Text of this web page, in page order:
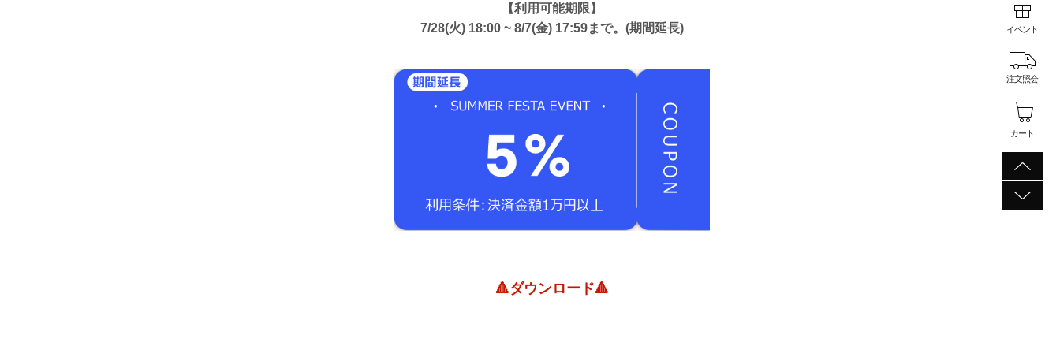
イベント
注文照会
カート
【利用可能期限】
7/28(火) 18:00 ~ 8/7(金) 17:59まで。(期間延長)
🔺ダウンロード🔺